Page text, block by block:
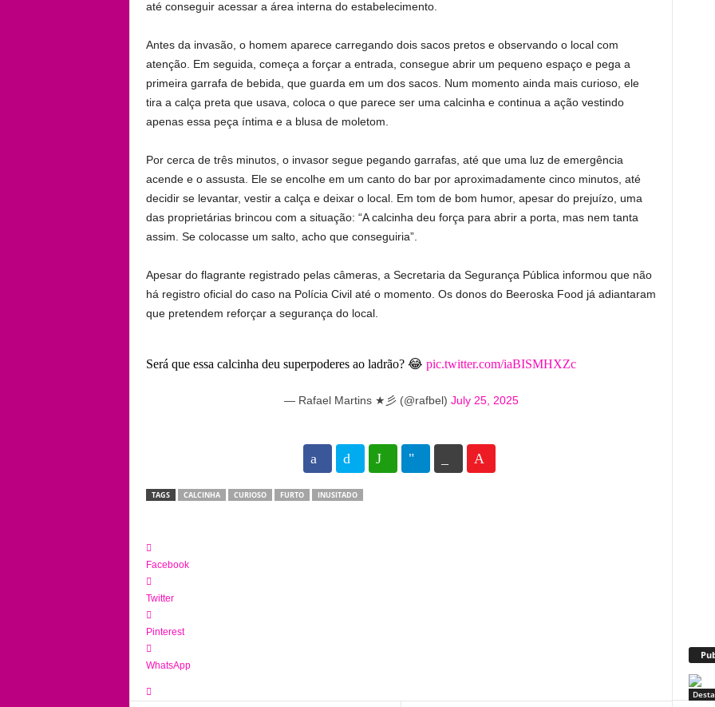
até conseguir acessar a área interna do estabelecimento.
Antes da invasão, o homem aparece carregando dois sacos pretos e observando o local com
atenção. Em seguida, começa a forçar a entrada, consegue abrir um pequeno espaço e pega a
primeira garrafa de bebida, que guarda em um dos sacos. Num momento ainda mais curioso, ele
tira a calça preta que usava, coloca o que parece ser uma calcinha e continua a ação vestindo
apenas essa peça íntima e a blusa de moletom.
Por cerca de três minutos, o invasor segue pegando garrafas, até que uma luz de emergência
acende e o assusta. Ele se encolhe em um canto do bar por aproximadamente cinco minutos, até
decidir se levantar, vestir a calça e deixar o local. Em tom de bom humor, apesar do prejuízo, uma
das proprietárias brincou com a situação: “A calcinha deu força para abrir a porta, mas nem tanta
assim. Se colocasse um salto, acho que conseguiria”.
Apesar do flagrante registrado pelas câmeras, a Secretaria da Segurança Pública informou que não
há registro oficial do caso na Polícia Civil até o momento. Os donos do Beeroska Food já adiantaram
que pretendem reforçar a segurança do local.
Será que essa calcinha deu superpoderes ao ladrão? 😂 pic.twitter.com/iaBISMHXZc
— Rafael Martins ★彡 (@rafbel) July 25, 2025
102
TAGS CALCINHA CURIOSO FURTO INUSITADO
Facebook
Twitter
Pinterest
WhatsApp